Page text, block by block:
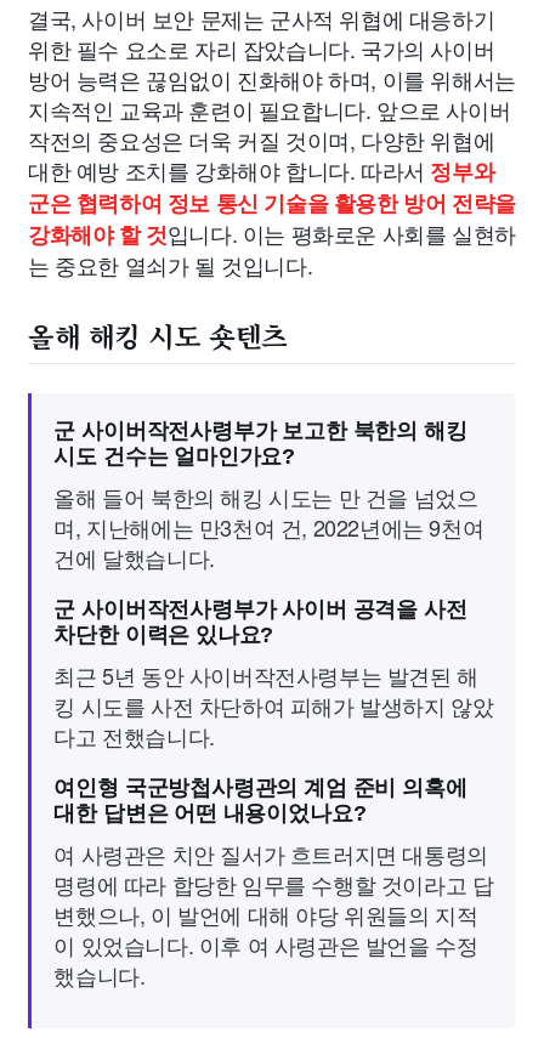
결국, 사이버 보안 문제는 군사적 위협에 대응하기
위한 필수 요소로 자리 잡았습니다. 국가의 사이버
방어 능력은 끊임없이 진화해야 하며, 이를 위해서는
지속적인 교육과 훈련이 필요합니다. 앞으로 사이버
작전의 중요성은 더욱 커질 것이며, 다양한 위협에
대한 예방 조치를 강화해야 합니다. 따라서 정부와
군은 협력하여 정보 통신 기술을 활용한 방어 전략을
강화해야 할 것입니다. 이는 평화로운 사회를 실현하
는 중요한 열쇠가 될 것입니다.
올해 해킹 시도 숏텐츠
군 사이버작전사령부가 보고한 북한의 해킹
시도 건수는 얼마인가요?
올해 들어 북한의 해킹 시도는 만 건을 넘었으
며, 지난해에는 만3천여 건, 2022년에는 9천여
건에 달했습니다.
군 사이버작전사령부가 사이버 공격을 사전
차단한 이력은 있나요?
최근 5년 동안 사이버작전사령부는 발견된 해
킹 시도를 사전 차단하여 피해가 발생하지 않았
다고 전했습니다.
여인형 국군방첩사령관의 계엄 준비 의혹에
대한 답변은 어떤 내용이었나요?
여 사령관은 치안 질서가 흐트러지면 대통령의
명령에 따라 합당한 임무를 수행할 것이라고 답
변했으나, 이 발언에 대해 야당 위원들의 지적
이 있었습니다. 이후 여 사령관은 발언을 수정
했습니다.